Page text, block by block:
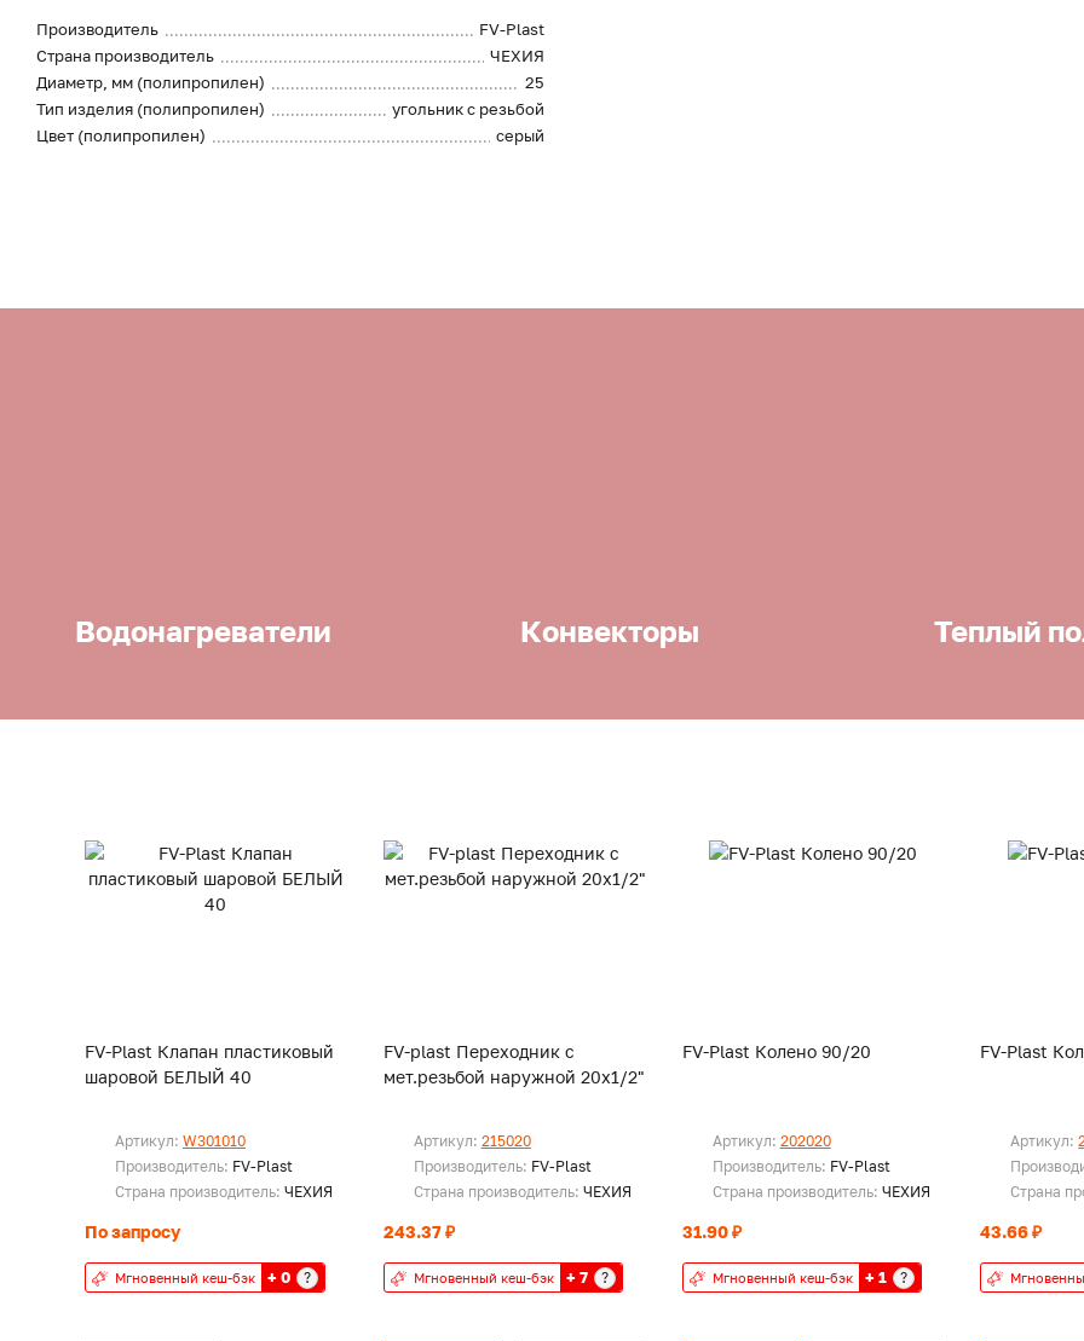
Производитель
FV-Plast
Страна производитель
ЧЕХИЯ
Диаметр, мм (полипропилен)
25
Тип изделия (полипропилен)
угольник с резьбой
Цвет (полипропилен)
серый
Водонагреватели Конвекторы Теплый
FV-Plast Клапан пластиковый
шаровой БЕЛЫЙ 40
Артикул: W301010
Производитель: FV-Plast
Страна производитель: ЧЕХИЯ
По запросу
Мгновенный кеш-бэк + 0 ?
FV-plast Переходник с
мет.резьбой наружной 20х1/2"
Артикул: 215020
Производитель: FV-Plast
Страна производитель: ЧЕХИЯ
243.37 ₽
Мгновенный кеш-бэк + 7 ?
FV-Plast Колено 90/20
Артикул: 202020
Производитель: FV-Plast
Страна производитель: ЧЕХИЯ
31.90 ₽
Мгновенный кеш-бэк + 1 ?
FV-Plast
Артикул:
Страна
43.66 ₽